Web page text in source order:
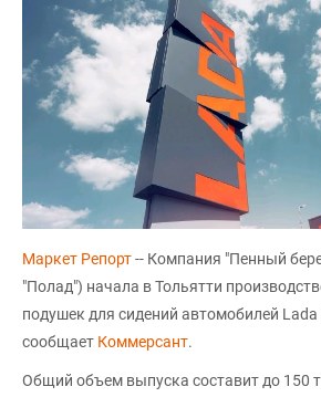
Маркет Репорт-- Компания "Пенный
"Полад") начала в Тольятти
подушек для сидений автомобилей Lada
сообщает Коммерсант.
Общий объем выпуска составит до 150